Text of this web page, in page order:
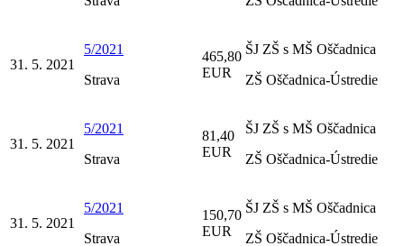
31. 5. 2021
5/2021
Strava
465,80
EUR
ŠJ ZŠ s MŠ Oščadnica
ZŠ Oščadnica-Ústredie
31. 5. 2021
5/2021
Strava
81,40
EUR
ŠJ ZŠ s MŠ Oščadnica
ZŠ Oščadnica-Ústredie
31. 5. 2021
5/2021
Strava
150,70
EUR
ŠJ ZŠ s MŠ Oščadnica
ZŠ Oščadnica-Ústredie